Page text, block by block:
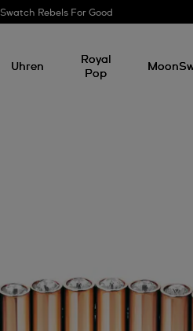
Swatch Rebels For Good
Uhren
Royal
Pop